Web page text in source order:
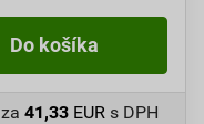
Do košíka
za 41,33 EUR s DPH